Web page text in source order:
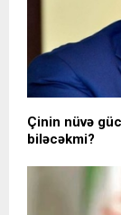
Çinin nüvə
biləcəkmi?